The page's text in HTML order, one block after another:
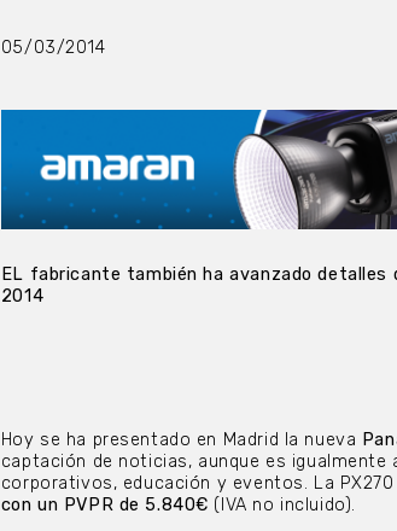
05/03/2014
EL fabricante también ha avanzado detalles
2014
Hoy se ha presentado en Madrid la nueva
captación de noticias, aunque es
corporativos, educación y eventos. La
con un PVPR de 5.840€ (IVA no incluido).